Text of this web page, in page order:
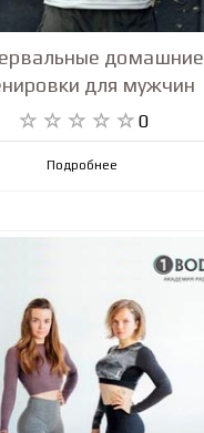
домашние
для мужчин
0
Подробнее